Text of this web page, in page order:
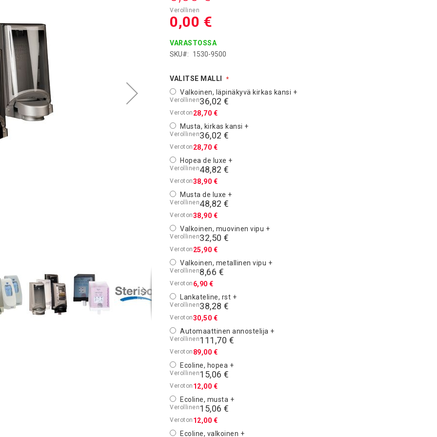
0,00 €
VARASTOSSA
SKU
1530-9500
VALITSE MALLI
Valkoinen, läpinäkyvä kirkas kansi +
36,02 €
28,70 €
Musta, kirkas kansi +
36,02 €
28,70 €
Hopea de luxe +
48,82 €
38,90 €
Musta de luxe +
48,82 €
38,90 €
Valkoinen, muovinen vipu +
32,50 €
25,90 €
Valkoinen, metallinen vipu +
8,66 €
6,90 €
Lankateline, rst +
38,28 €
30,50 €
Automaattinen annostelija +
111,70 €
89,00 €
Ecoline, hopea +
15,06 €
12,00 €
Ecoline, musta +
15,06 €
12,00 €
Ecoline, valkoinen +